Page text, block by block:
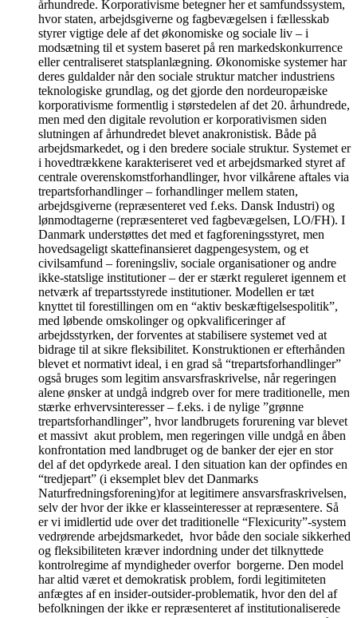
århundrede. Korporativisme betegner her et samfundssystem,
hvor staten, arbejdsgiverne og fagbevægelsen i fællesskab
styrer vigtige dele af det økonomiske og sociale liv – i
modsætning til et system baseret på ren markedskonkurrence
eller centraliseret statsplanlægning. Økonomiske systemer har
deres guldalder når den sociale struktur matcher industriens
teknologiske grundlag, og det gjorde den nordeuropæiske
korporativisme formentlig i størstedelen af det 20. århundrede,
men med den digitale revolution er korporativismen siden
slutningen af århundredet blevet anakronistisk. Både på
arbejdsmarkedet, og i den bredere sociale struktur. Systemet er
i hovedtrækkene karakteriseret ved et arbejdsmarked styret af
centrale overenskomstforhandlinger, hvor vilkårene aftales via
trepartsforhandlinger – forhandlinger mellem staten,
arbejdsgiverne (repræsenteret ved f.eks. Dansk Industri) og
lønmodtagerne (repræsenteret ved fagbevægelsen, LO/FH). I
Danmark understøttes det med et fagforeningsstyret, men
hovedsageligt skattefinansieret dagpengesystem, og et
civilsamfund – foreningsliv, sociale organisationer og andre
ikke-statslige institutioner – der er stærkt reguleret igennem et
netværk af trepartsstyrede institutioner. Modellen er tæt
knyttet til forestillingen om en “aktiv beskæftigelsespolitik”,
med løbende omskolinger og opkvalificeringer af
arbejdsstyrken, der forventes at stabilisere systemet ved at
bidrage til at sikre fleksibilitet. Konstruktionen er efterhånden
blevet et normativt ideal, i en grad så “trepartsforhandlinger”
også bruges som legitim ansvarsfraskrivelse, når regeringen
alene ønsker at undgå indgreb over for mere traditionelle, men
stærke erhvervsinteresser – f.eks. i de nylige ”grønne
trepartsforhandlinger”, hvor landbrugets forurening var blevet
et massivt akut problem, men regeringen ville undgå en åben
konfrontation med landbruget og de banker der ejer en stor
del af det opdyrkede areal. I den situation kan der opfindes en
“tredjepart” (i eksemplet blev det Danmarks
Naturfredningsforening)for at legitimere ansvarsfraskrivelsen,
selv der hvor der ikke er klasseinteresser at repræsentere. Så
er vi imidlertid ude over det traditionelle “Flexicurity”-system
vedrørende arbejdsmarkedet, hvor både den sociale sikkerhed
og fleksibiliteten kræver indordning under det tilknyttede
kontrolregime af myndigheder overfor borgerne. Den model
har altid været et demokratisk problem, fordi legitimiteten
anfægtes af en insider-outsider-problematik, hvor den del af
befolkningen der ikke er repræsenteret af institutionaliserede